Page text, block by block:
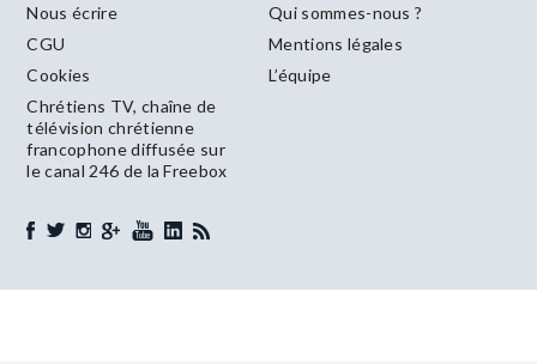
Nous écrire
Qui sommes-nous ?
CGU
Mentions légales
Cookies
L’équipe
Chrétiens TV, chaîne de
télévision chrétienne
francophone diffusée sur
le canal 246 de la Freebox